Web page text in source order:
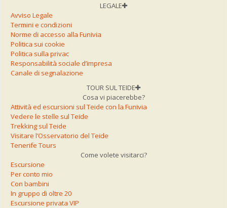
LEGALE
Avviso Legale
Termini e condizioni
Norme di accesso alla Funivia
Politica sui cookie
Politica sulla privac
Responsabilità sociale d’impresa
Canale di segnalazione
TOUR SUL TEIDE
Cosa vi piacerebbe?
Attività ed escursioni sul Teide con la Funivia
Vedere le stelle sul Teide
Trekking sul Teide
Visitare l’Osservatorio del Teide
Tenerife Tours
Come volete visitarci?
Escursione
Per conto mio
Con bambini
In gruppo di oltre 20
Escursione privata VIP